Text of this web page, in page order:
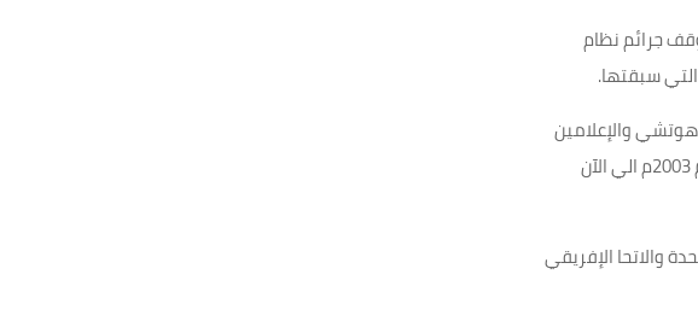
جرائم نظام
سبقتها.
والإعلامين
والناشطين لتسليط الضوء علي هذه الجرائم الفظيعة الذي ظلت يرتكبها ملشيات نظام المؤتمر الوطني منذ العام 2003م الي الآن
والاتحا الإفريقي